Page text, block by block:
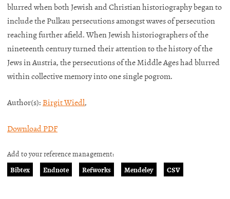
blurred when both Jewish and Christian historiography began to
include the Pulkau persecutions amongst waves of persecution
reaching further afield. When Jewish historiographers of the
nineteenth century turned their attention to the history of the
Jews in Austria, the persecutions of the Middle Ages had blurred
within collective memory into one single pogrom.
Author(s): Birgit Wiedl,
Download PDF
Add to your reference management:
Bibtex
Endnote Refworks Mendeley CSV